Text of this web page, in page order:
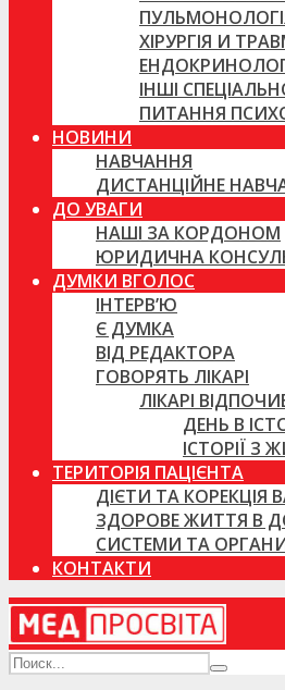
ХІРУРГІЯ И
ІНШІ
ПИТАННЯ
НОВИНИ
НАВЧАННЯ
ДИСТАНЦІЙНЕ
ДО УВАГИ
НАШІ ЗА КОРДОНОМ
ЮРИДИЧНА
ДУМКИ ВГОЛОС
ІНТЕРВ’Ю
Є ДУМКА
ВІД РЕДАКТОРА
ГОВОРЯТЬ ЛІКАРІ
ЛІКАРІ
ДЕНЬ В
ІСТОРІЇ З
ТЕРИТОРІЯ ПАЦІЄНТА
ДІЄТИ ТА КОРЕКЦІЯ
ЗДОРОВЕ ЖИТТЯ В
СИСТЕМИ ТА
КОНТАКТИ